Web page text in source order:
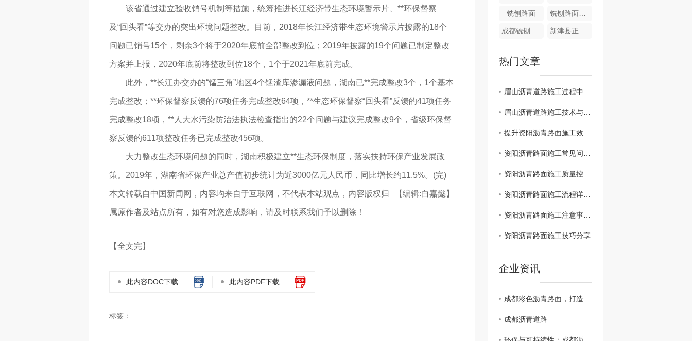
该省通过建立验收销号机制等措施，统筹推进长江经济带生态环境警示片、**环保督察
及“回头看”等交办的突出环境问题整改。目前，2018年长江经济带生态环境警示片披露的18个
问题已销号15个，剩余3个将于2020年底前全部整改到位；2019年披露的19个问题已制定整改
方案并上报，2020年底前将整改到位18个，1个于2021年底前完成。
此外，**长江办交办的“锰三角”地区4个锰渣库渗漏液问题，湖南已**完成整改3个，1个基本
完成整改；**环保督察反馈的76项任务完成整改64项，**生态环保督察“回头看”反馈的41项任务
完成整改18项，**人大水污染防治法执法检查指出的22个问题与建议完成整改9个，省级环保督
察反馈的611项整改任务已完成整改456项。
大力整改生态环境问题的同时，湖南积极建立**生态环保制度，落实扶持环保产业发展政
策。2019年，湖南省环保产业总产值初步统计为近3000亿元人民币，同比增长约11.5%。(完)
【编辑:白嘉懿】
本文转载自中国新闻网，内容均来自于互联网，不代表本站观点，内容版权归
属原作者及站点所有，如有对您造成影响，请及时联系我们予以删除！
【全文完】
此内容DOC下载 此内容PDF下载
标签：
铣刨路面 铣刨路面施工
成都铣刨路面 新津县正东街
热门文章
眉山沥青道路施工过程中的环境保护与管理
眉山沥青道路施工技术与质量控制
提升资阳沥青路面施工效率的关键因素
资阳沥青路面施工常见问题及解决方案
资阳沥青路面施工质量控制方法探讨
资阳沥青路面施工流程详细介绍
资阳沥青路面施工注意事项解析
资阳沥青路面施工技巧分享
企业资讯
成都彩色沥青路面，打造别具特色的城市道路
成都沥青道路